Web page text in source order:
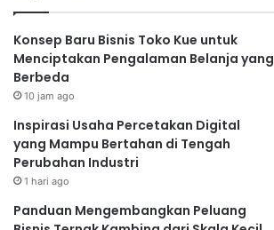
Konsep Baru Bisnis Toko Kue untuk
Menciptakan Pengalaman Belanja yang
Berbeda
10 jam ago
Inspirasi Usaha Percetakan Digital
yang Mampu Bertahan di Tengah
Perubahan Industri
1 hari ago
Panduan Mengembangkan Peluang